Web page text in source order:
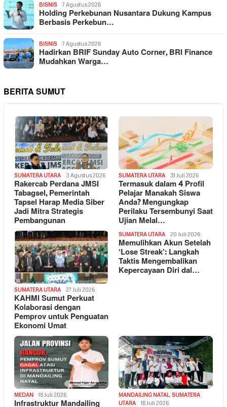
BISNIS 7 Agustus 2026
Holding Perkebunan Nusantara Dukung Kampus
Berbasis Perkebun…
BISNIS 7 Agustus 2026
Hadirkan BRIF Sunday Auto Corner, BRI Finance
Mudahkan Warga…
BERITA SUMUT
SUMATERA UTARA 3 Agustus 2026
Rakercab Perdana JMSI
Tabagsel, Pemerintah
Tapsel Harap Media Siber
Jadi Mitra Strategis
Pembangunan
SUMATERA UTARA 31 Juli 2026
Termasuk dalam 4 Profil
Pelajar Manakah Siswa
Anda? Mengungkap
Perilaku Tersembunyi Saat
Ujian Melal…
SUMATERA UTARA 27 Juli 2026
KAHMI Sumut Perkuat
Kolaborasi dengan
Pemprov untuk Penguatan
Ekonomi Umat
SUMATERA UTARA 20 Juli 2026
Memulihkan Akun Setelah
‘Lose Streak’: Langkah
Taktis Mengembalikan
Kepercayaan Diri dal…
MEDAN 18 Juli 2026
Infrastruktur Mandailing
MANDAILING NATAL, SUMATERA
UTARA
18 Juli 2026